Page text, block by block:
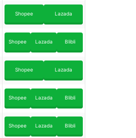
Shopee Lazada
Shopee Lazada Blibli
Shopee Lazada
Shopee Lazada Blibli
Shopee Lazada Blibli